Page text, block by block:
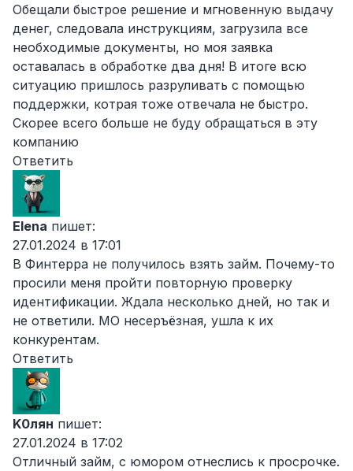
Обещали быстрое решение и мгновенную выдачу
денег, следовала инструкциям, загрузила все
необходимые документы, но моя заявка
оставалась в обработке два дня! В итоге всю
ситуацию пришлось разруливать с помощью
поддержки, котрая тоже отвечала не быстро.
Скорее всего больше не буду обращаться в эту
компанию
Ответить
Elena пишет:
27.01.2024 в 17:01
В Финтерра не получилось взять займ. Почему-то
просили меня пройти повторную проверку
идентификации. Ждала несколько дней, но так и
не ответили. МО несеръёзная, ушла к их
конкурентам.
Ответить
K0лян пишет:
27.01.2024 в 17:02
Отличный займ, с юмором отнеслись к просрочке.